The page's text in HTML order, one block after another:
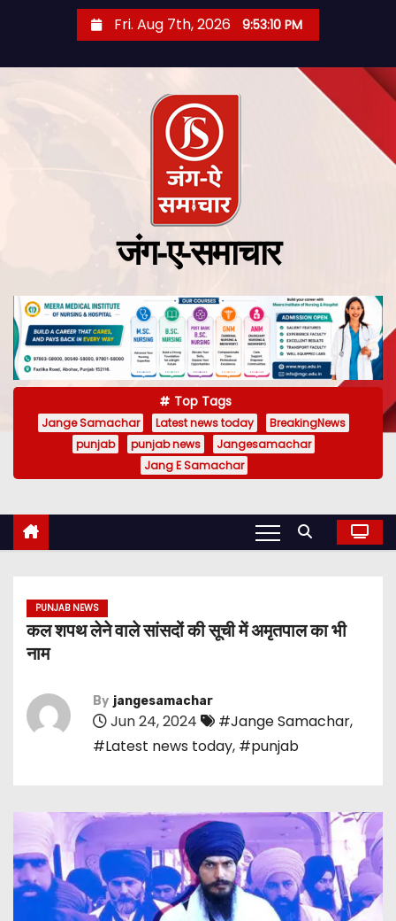
Fri. Aug 7th, 2026 9:53:11 PM
जंग-ए-समाचार
Top Tags
Jange Samachar Latest news today
BreakingNews
punjab
punjab news
Jangesamachar
Jang E Samachar
PUNJAB NEWS
कल शपथ लेने वाले सांसदों की सूची में अमृतपाल का भी
नाम
By jangesamachar
Jun 24, 2024 #Jange Samachar,
#Latest news today, #punjab